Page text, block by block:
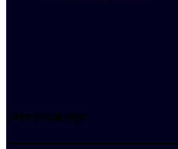
บทความล่าสุด